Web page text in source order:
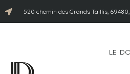
520 chemin des Grands Taillis,
LE